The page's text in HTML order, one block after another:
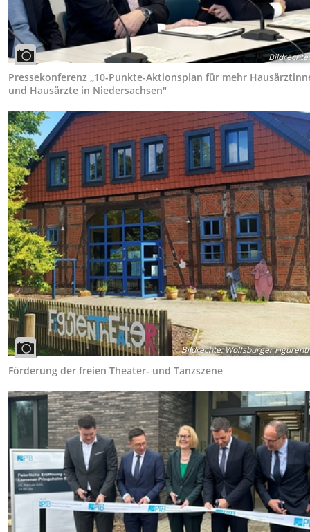
Bildrechte:
Pressekonferenz „10-Punkte-Aktionsplan für mehr
und Hausärzte in Niedersachsen"
Bildrechte:Wolfsburger
Förderung der freien Theater- und Tanzszene